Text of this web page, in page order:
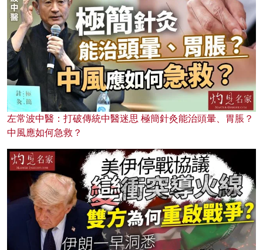
左常波中醫：打破傳統中醫迷思 極簡針灸能治頭暈、胃脹？
中風應如何急救？